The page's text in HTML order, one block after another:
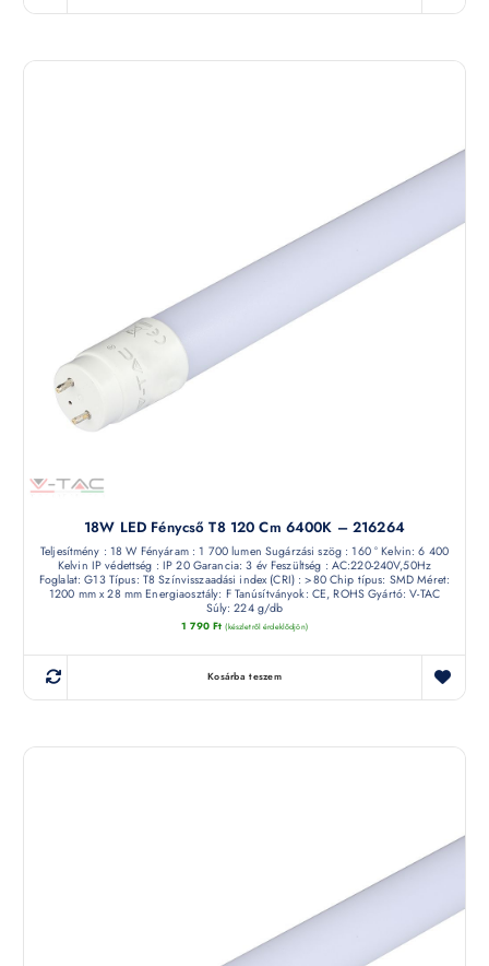
18W LED Fénycső T8 120 Cm 6400K – 216264
Teljesítmény : 18 W Fényáram : 1 700 lumen Sugárzási szög : 160 ° Kelvin: 6 400
Kelvin IP védettség : IP 20 Garancia: 3 év Feszültség : AC:220-240V,50Hz
Foglalat: G13 Típus: T8 Színvisszaadási index (CRI) : >80 Chip típus: SMD Méret:
1200 mm x 28 mm Energiaosztály: F Tanúsítványok: CE, ROHS Gyártó: V-TAC
Súly: 224 g/db
1 790 Ft (készletről érdeklődjön)
Kosárba teszem